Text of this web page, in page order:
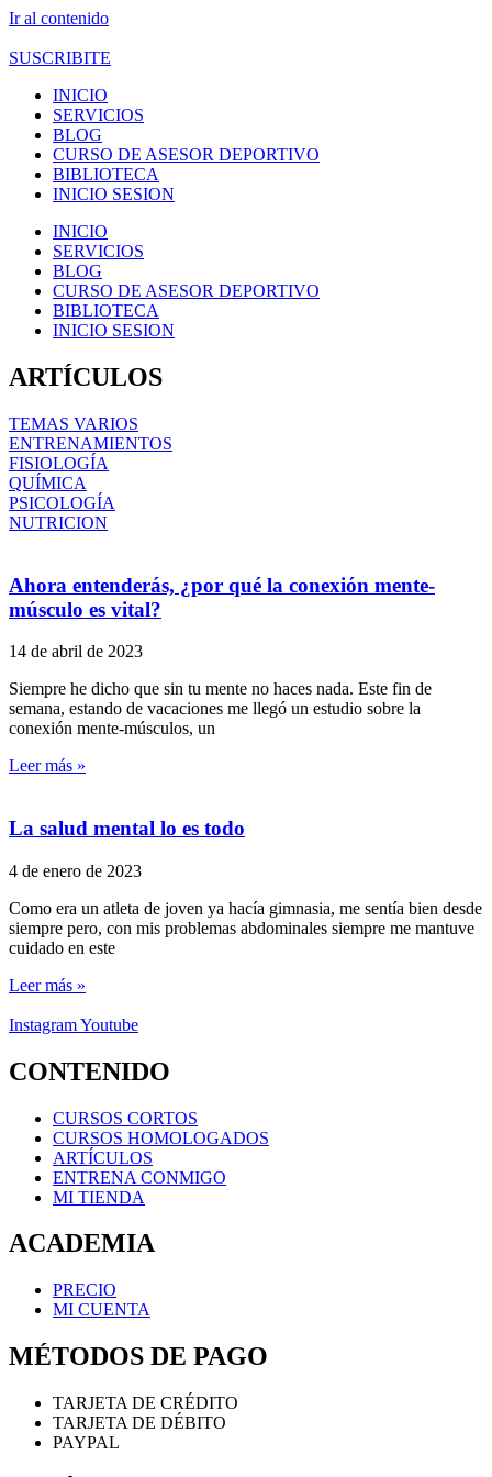
Ir al contenido
SUSCRIBITE
INICIO
SERVICIOS
BLOG
CURSO DE ASESOR DEPORTIVO
BIBLIOTECA
INICIO SESION
INICIO
SERVICIOS
BLOG
CURSO DE ASESOR DEPORTIVO
BIBLIOTECA
INICIO SESION
ARTÍCULOS
TEMAS VARIOS
ENTRENAMIENTOS
FISIOLOGÍA
QUÍMICA
PSICOLOGÍA
NUTRICION
Ahora entenderás, ¿por qué la conexión mente-
músculo es vital?
14 de abril de 2023
Siempre he dicho que sin tu mente no haces nada. Este fin de
semana, estando de vacaciones me llegó un estudio sobre la
conexión mente-músculos, un
Leer más »
La salud mental lo es todo
4 de enero de 2023
Como era un atleta de joven ya hacía gimnasia, me sentía bien desde
siempre pero, con mis problemas abdominales siempre me mantuve
cuidado en este
Leer más »
InstagramYoutube
CONTENIDO
CURSOS CORTOS
CURSOS HOMOLOGADOS
ARTÍCULOS
ENTRENA CONMIGO
MI TIENDA
ACADEMIA
PRECIO
MI CUENTA
MÉTODOS DE PAGO
TARJETA DE CRÉDITO
TARJETA DE DÉBITO
PAYPAL